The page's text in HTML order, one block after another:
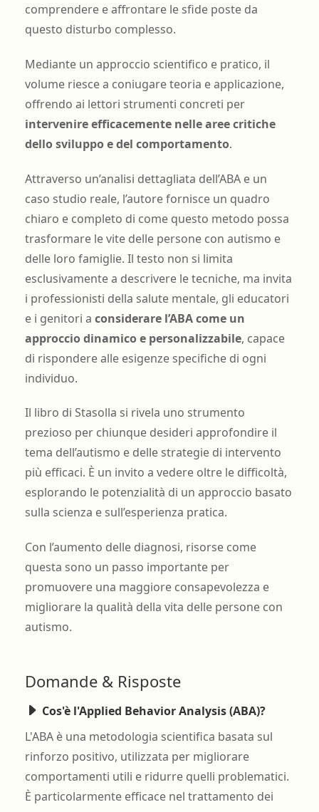
comprendere e affrontare le sfide poste da
questo disturbo complesso.
Mediante un approccio scientifico e pratico, il
volume riesce a coniugare teoria e applicazione,
offrendo ai lettori strumenti concreti per
intervenire efficacemente nelle aree critiche
dello sviluppo e del comportamento.
Attraverso un’analisi dettagliata dell’ABA e un
caso studio reale, l’autore fornisce un quadro
chiaro e completo di come questo metodo possa
trasformare le vite delle persone con autismo e
delle loro famiglie. Il testo non si limita
esclusivamente a descrivere le tecniche, ma invita
i professionisti della salute mentale, gli educatori
e i genitori a considerare l’ABA come un
approccio dinamico e personalizzabile, capace
di rispondere alle esigenze specifiche di ogni
individuo.
Il libro di Stasolla si rivela uno strumento
prezioso per chiunque desideri approfondire il
tema dell’autismo e delle strategie di intervento
più efficaci. È un invito a vedere oltre le difficoltà,
esplorando le potenzialità di un approccio basato
sulla scienza e sull’esperienza pratica.
Con l’aumento delle diagnosi, risorse come
questa sono un passo importante per
promuovere una maggiore consapevolezza e
migliorare la qualità della vita delle persone con
autismo.
Domande & Risposte
Cos'è l'Applied Behavior Analysis (ABA)?
L'ABA è una metodologia scientifica basata sul
rinforzo positivo, utilizzata per migliorare
comportamenti utili e ridurre quelli problematici.
È particolarmente efficace nel trattamento dei